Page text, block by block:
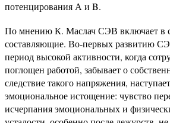
потенцирования А и B.
По мнению К. Маслач СЭВ включает в
составляющие. Во-первых развитию
период высокой активности, когда
поглощен работой, забывает о
следствие такого напряжения,
эмоциональное истощение: чувство
исчерпания эмоциональных и